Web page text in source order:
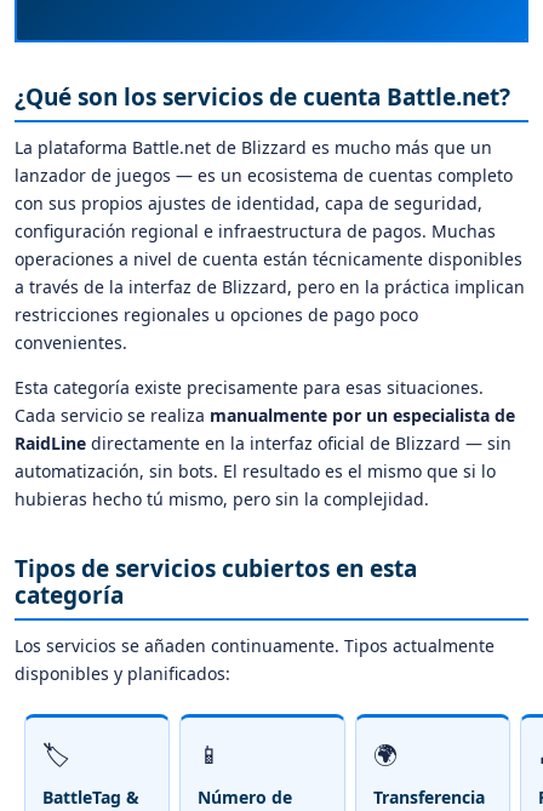
¿Qué son los servicios de cuenta Battle.net?
La plataforma Battle.net de Blizzard es mucho más que un
lanzador de juegos — es un ecosistema de cuentas completo
con sus propios ajustes de identidad, capa de seguridad,
configuración regional e infraestructura de pagos. Muchas
operaciones a nivel de cuenta están técnicamente disponibles
a través de la interfaz de Blizzard, pero en la práctica implican
restricciones regionales u opciones de pago poco
convenientes.
Esta categoría existe precisamente para esas situaciones.
Cada servicio se realiza manualmente por un especialista de
RaidLine directamente en la interfaz oficial de Blizzard — sin
automatización, sin bots. El resultado es el mismo que si lo
hubieras hecho tú mismo, pero sin la complejidad.
Tipos de servicios cubiertos en esta
categoría
Los servicios se añaden continuamente. Tipos actualmente
disponibles y planificados:
🏷️
BattleTag &
📱
Número de
🌍
Transferencia